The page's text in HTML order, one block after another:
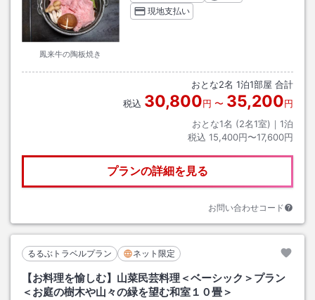
鳳来牛の陶板焼き
現地支払い
おとな2名 1泊1部屋 合計
税込 30,800円 〜 35,200円
おとな1名 (2名1室)｜ 1泊
税込 15,400円〜17,600円
プランの詳細を見る
お問い合わせコード
るるぶトラベルプラン ネット限定
【お料理を愉しむ】山菜民芸料理＜ベーシック＞プラン
＜お庭の樹木や山々の緑を望む和室１０畳＞